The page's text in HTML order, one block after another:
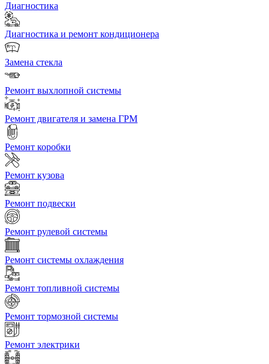
Диагностика
Диагностика и ремонт кондиционера
Замена стекла
Ремонт выхлопной системы
Ремонт двигателя и замена ГРМ
Ремонт коробки
Ремонт кузова
Ремонт подвески
Ремонт рулевой системы
Ремонт системы охлаждения
Ремонт топливной системы
Ремонт тормозной системы
Ремонт электрики